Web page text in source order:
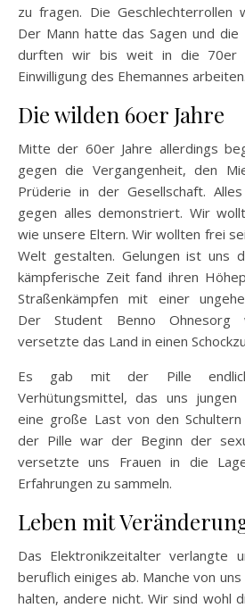
zu fragen. Die Geschlechterrollen
Der Mann hatte das Sagen und die
durften wir bis weit in die 70er
Einwilligung des Ehemannes arbeiten.
Die wilden 60er Jahre
Mitte der 60er Jahre allerdings
gegen die Vergangenheit, den
Prüderie in der Gesellschaft.
gegen alles demonstriert. Wir
wie unsere Eltern. Wir wollten frei
Welt gestalten. Gelungen ist uns
kämpferische Zeit fand ihren
Straßenkämpfen mit einer
Der Student Benno
versetzte das Land in einen
Es gab mit der Pille
Verhütungsmittel, das uns jungen
eine große Last von den Schultern
der Pille war der Beginn der
versetzte uns Frauen in die
Erfahrungen zu sammeln.
Leben mit
Das Elektronikzeitalter verlangte
beruflich einiges ab. Manche von
halten, andere nicht. Wir sind wohl